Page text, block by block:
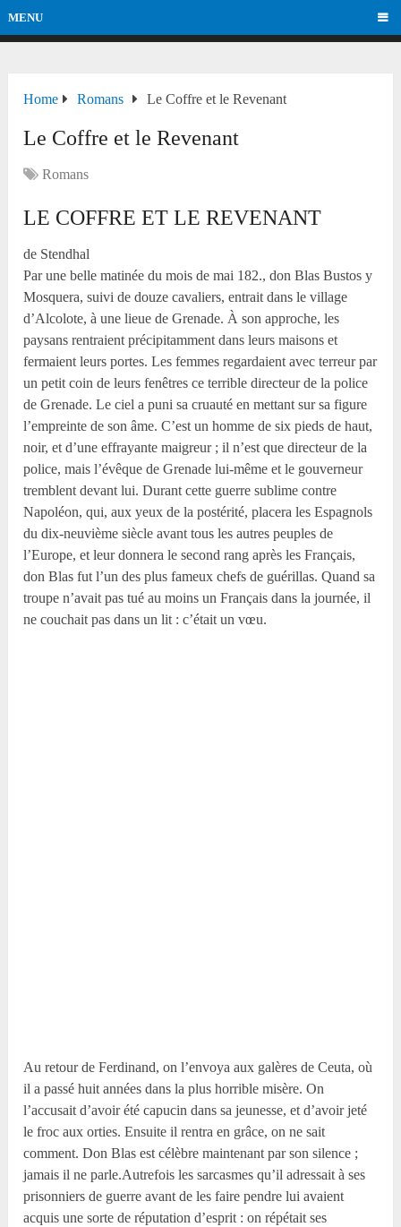
MENU
Home Romans Le Coffre et le Revenant
Le Coffre et le Revenant
Romans
LE COFFRE ET LE REVENANT
de Stendhal
Par une belle matinée du mois de mai 182., don Blas Bustos y
Mosquera, suivi de douze cavaliers, entrait dans le village
d’Alcolote, à une lieue de Grenade. À son approche, les
paysans rentraient précipitamment dans leurs maisons et
fermaient leurs portes. Les femmes regardaient avec terreur par
un petit coin de leurs fenêtres ce terrible directeur de la police
de Grenade. Le ciel a puni sa cruauté en mettant sur sa figure
l’empreinte de son âme. C’est un homme de six pieds de haut,
noir, et d’une effrayante maigreur ; il n’est que directeur de la
police, mais l’évêque de Grenade lui-même et le gouverneur
tremblent devant lui. Durant cette guerre sublime contre
Napoléon, qui, aux yeux de la postérité, placera les Espagnols
du dix-neuvième siècle avant tous les autres peuples de
l’Europe, et leur donnera le second rang après les Français,
don Blas fut l’un des plus fameux chefs de guérillas. Quand sa
troupe n’avait pas tué au moins un Français dans la journée, il
ne couchait pas dans un lit : c’était un vœu.
Au retour de Ferdinand, on l’envoya aux galères de Ceuta, où
il a passé huit années dans la plus horrible misère. On
l’accusait d’avoir été capucin dans sa jeunesse, et d’avoir jeté
le froc aux orties. Ensuite il rentra en grâce, on ne sait
comment. Don Blas est célèbre maintenant par son silence ;
jamais il ne parle.Autrefois les sarcasmes qu’il adressait à ses
prisonniers de guerre avant de les faire pendre lui avaient
acquis une sorte de réputation d’esprit : on répétait ses